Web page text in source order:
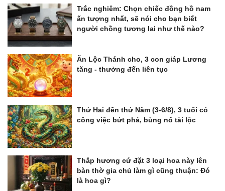
Trắc nghiêm: Chọn chiếc đồng hồ nam
ấn tượng nhất, sẽ nói cho bạn biết
người chồng tương lai như thế nào?
Ăn Lộc Thánh cho, 3 con giáp Lương
tăng - thưởng đến liên tục
Thứ Hai đến thứ Năm (3-6/8), 3 tuổi có
công việc bứt phá, bùng nổ tài lộc
Thắp hương cứ đặt 3 loại hoa này lên
bàn thờ gia chủ làm gì cũng thuận: Đó
là hoa gì?